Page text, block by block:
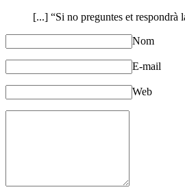
[...] “Si no preguntes et respondrà
Nom
E-mail
Web